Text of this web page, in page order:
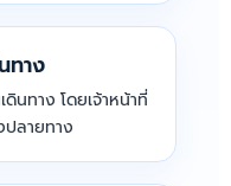
ทาง
นทาง โดยเจ้าหน้าที่
ปลายทาง